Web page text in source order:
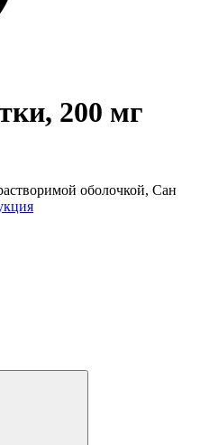
200 мг
оболочкой, Сан